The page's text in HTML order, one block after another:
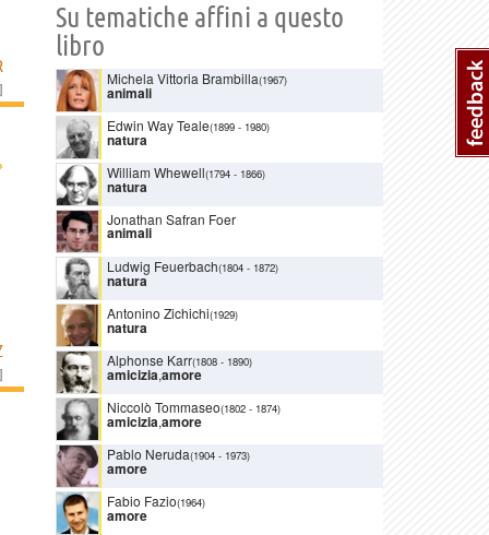
]
]
Su tematiche affini a questo
libro
Michela Vittoria Brambilla(1967)
animali
Edwin Way Teale(1899 - 1980)
natura
William Whewell(1794 - 1866)
natura
Jonathan Safran Foer
animali
Ludwig Feuerbach(1804 - 1872)
natura
Antonino Zichichi(1929)
natura
Alphonse Karr(1808 - 1890)
amicizia,amore
Niccolò Tommaseo(1802 - 1874)
amicizia,amore
Pablo Neruda(1904 - 1973)
amore
Fabio Fazio(1964)
amore